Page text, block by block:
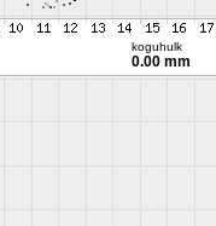
koguhulk
0.00 mm